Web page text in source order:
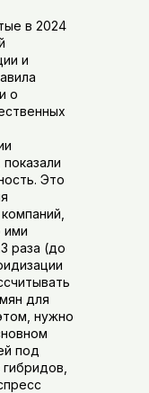
в 2024
и
о
Это
ими
раза (до
для
нужно
под